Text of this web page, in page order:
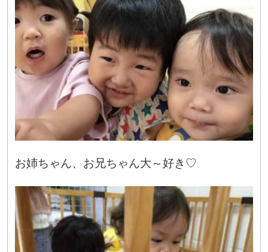
お姉ちゃん、お兄ちゃん大～好き♡